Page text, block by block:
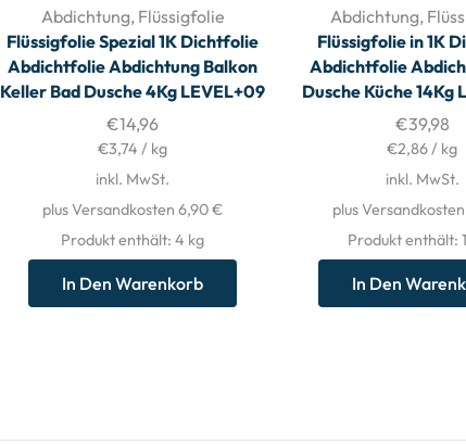
Abdichtung, Flüssigfolie
Flüssigfolie Spezial 1K Dichtfolie
Abdichtfolie Abdichtung Balkon
Keller Bad Dusche 4Kg LEVEL+09
€14,96
€3,74 / kg
inkl. MwSt.
plus Versandkosten 6,90 €
Produkt enthält: 4 kg
In Den Warenkorb
Abdichtung,
Flüssigfolie in 1K
Abdichtfolie
Dusche Küche 14Kg
€39,98
€2,86/ kg
inkl. MwSt.
plus
Produkt enthält:
In Den